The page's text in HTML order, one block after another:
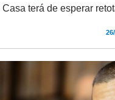
Casa terá de esperar